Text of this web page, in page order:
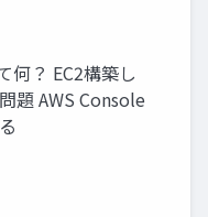
何？ EC2構築し
題 AWS Console